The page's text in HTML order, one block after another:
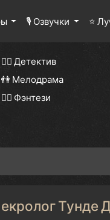
🎙 Озвучки ⭐
🕵️‍♂️ Детектив
👫 Мелодрама
🧝‍♂️ Фэнтези
Тунде